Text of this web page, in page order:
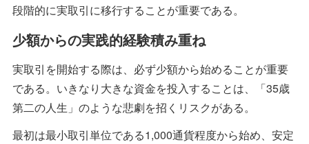
段階的に実取引に移行することが重要である。
少額からの実践的経験積み重ね
実取引を開始する際は、必ず少額から始めることが重要
である。いきなり大きな資金を投入することは、「35歳
第二の人生」のような悲劇を招くリスクがある。
最初は最小取引単位である1,000通貨程度から始め、安定